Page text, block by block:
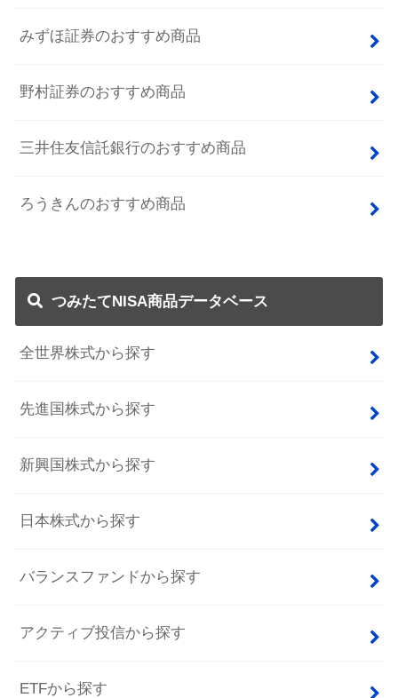
みずほ証券のおすすめ商品
野村証券のおすすめ商品
三井住友信託銀行のおすすめ商品
ろうきんのおすすめ商品
つみたてNISA商品データベース
全世界株式から探す
先進国株式から探す
新興国株式から探す
日本株式から探す
バランスファンドから探す
アクティブ投信から探す
ETFから探す